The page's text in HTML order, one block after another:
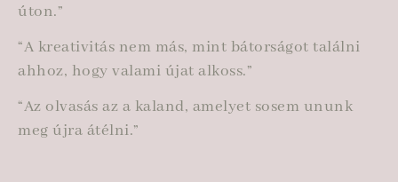
úton.”
“A kreativitás nem más, mint bátorságot találni
ahhoz, hogy valami újat alkoss.”
“Az olvasás az a kaland, amelyet sosem ununk
meg újra átélni.”